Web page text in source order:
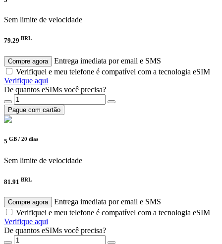
Sem limite de velocidade
79.29 BRL
Compre agora
Entrega imediata por email e SMS
Verifiquei e meu telefone é compatível com a tecnologia eSIM
Verifique aqui
De quantos eSIMs você precisa?
Pague com cartão
5 GB / 20 dias
Sem limite de velocidade
81.91 BRL
Compre agora
Entrega imediata por email e SMS
Verifiquei e meu telefone é compatível com a tecnologia eSIM
Verifique aqui
De quantos eSIMs você precisa?